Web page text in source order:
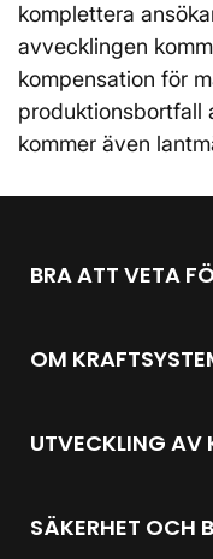
komplettera
avvecklingen
kompensation för
produktionsbortfall
kommer även
BRA ATT VETA
OM
UTVECKLING AV
SÄKERHET OCH